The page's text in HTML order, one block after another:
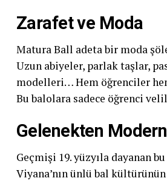
Zarafet ve Moda
Matura Ball adeta bir moda
Uzun abiyeler, parlak taşlar,
modelleri… Hem öğrenciler
Bu balolara sadece öğrenci
Gelenekten
Geçmişi 19. yüzyıla dayanan
Viyana’nın ünlü bal